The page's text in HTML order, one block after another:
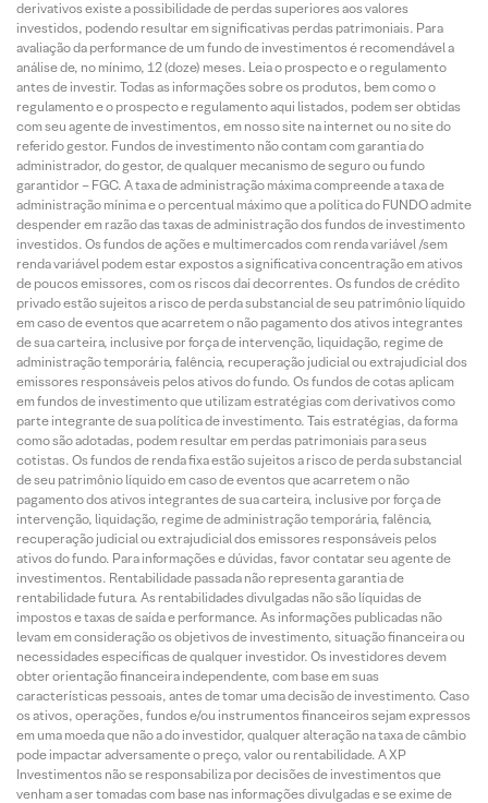
derivativos existe a possibilidade de perdas superiores aos valores
investidos, podendo resultar em significativas perdas patrimoniais. Para
avaliação da performance de um fundo de investimentos é recomendável a
análise de, no mínimo, 12 (doze) meses. Leia o prospecto e o regulamento
antes de investir. Todas as informações sobre os produtos, bem como o
regulamento e o prospecto e regulamento aqui listados, podem ser obtidas
com seu agente de investimentos, em nosso site na internet ou no site do
referido gestor. Fundos de investimento não contam com garantia do
administrador, do gestor, de qualquer mecanismo de seguro ou fundo
garantidor – FGC. A taxa de administração máxima compreende a taxa de
administração mínima e o percentual máximo que a política do FUNDO admite
despender em razão das taxas de administração dos fundos de investimento
investidos. Os fundos de ações e multimercados com renda variável /sem
renda variável podem estar expostos a significativa concentração em ativos
de poucos emissores, com os riscos daí decorrentes. Os fundos de crédito
privado estão sujeitos a risco de perda substancial de seu patrimônio líquido
em caso de eventos que acarretem o não pagamento dos ativos integrantes
de sua carteira, inclusive por força de intervenção, liquidação, regime de
administração temporária, falência, recuperação judicial ou extrajudicial dos
emissores responsáveis pelos ativos do fundo. Os fundos de cotas aplicam
em fundos de investimento que utilizam estratégias com derivativos como
parte integrante de sua política de investimento. Tais estratégias, da forma
como são adotadas, podem resultar em perdas patrimoniais para seus
cotistas. Os fundos de renda fixa estão sujeitos a risco de perda substancial
de seu patrimônio líquido em caso de eventos que acarretem o não
pagamento dos ativos integrantes de sua carteira, inclusive por força de
intervenção, liquidação, regime de administração temporária, falência,
recuperação judicial ou extrajudicial dos emissores responsáveis pelos
ativos do fundo. Para informações e dúvidas, favor contatar seu agente de
investimentos. Rentabilidade passada não representa garantia de
rentabilidade futura. As rentabilidades divulgadas não são líquidas de
impostos e taxas de saída e performance. As informações publicadas não
levam em consideração os objetivos de investimento, situação financeira ou
necessidades específicas de qualquer investidor. Os investidores devem
obter orientação financeira independente, com base em suas
características pessoais, antes de tomar uma decisão de investimento. Caso
os ativos, operações, fundos e/ou instrumentos financeiros sejam expressos
em uma moeda que não a do investidor, qualquer alteração na taxa de câmbio
pode impactar adversamente o preço, valor ou rentabilidade. A XP
Investimentos não se responsabiliza por decisões de investimentos que
venham a ser tomadas com base nas informações divulgadas e se exime de